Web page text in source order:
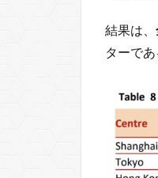
結果は、
ターで